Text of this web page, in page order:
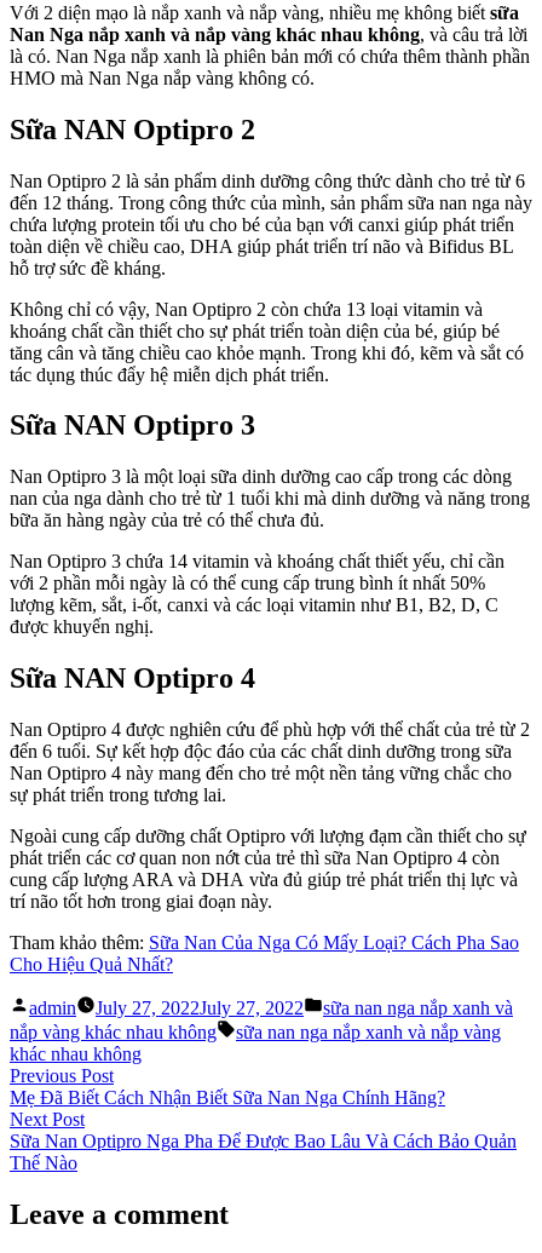
Với 2 diện mạo là nắp xanh và nắp vàng, nhiều mẹ không biết sữa
Nan Nga nắp xanh và nắp vàng khác nhau không, và câu trả lời
là có. Nan Nga nắp xanh là phiên bản mới có chứa thêm thành phần
HMO mà Nan Nga nắp vàng không có.
Sữa NAN Optipro 2
Nan Optipro 2 là sản phẩm dinh dưỡng công thức dành cho trẻ từ 6
đến 12 tháng. Trong công thức của mình, sản phẩm sữa nan nga này
chứa lượng protein tối ưu cho bé của bạn với canxi giúp phát triển
toàn diện về chiều cao, DHA giúp phát triển trí não và Bifidus BL
hỗ trợ sức đề kháng.
Không chỉ có vậy, Nan Optipro 2 còn chứa 13 loại vitamin và
khoáng chất cần thiết cho sự phát triển toàn diện của bé, giúp bé
tăng cân và tăng chiều cao khỏe mạnh. Trong khi đó, kẽm và sắt có
tác dụng thúc đẩy hệ miễn dịch phát triển.
Sữa NAN Optipro 3
Nan Optipro 3 là một loại sữa dinh dưỡng cao cấp trong các dòng
nan của nga dành cho trẻ từ 1 tuổi khi mà dinh dưỡng và năng trong
bữa ăn hàng ngày của trẻ có thể chưa đủ.
Nan Optipro 3 chứa 14 vitamin và khoáng chất thiết yếu, chỉ cần
với 2 phần mỗi ngày là có thể cung cấp trung bình ít nhất 50%
lượng kẽm, sắt, i-ốt, canxi và các loại vitamin như B1, B2, D, C
được khuyến nghị.
Sữa NAN Optipro 4
Nan Optipro 4 được nghiên cứu để phù hợp với thể chất của trẻ từ 2
đến 6 tuổi. Sự kết hợp độc đáo của các chất dinh dưỡng trong sữa
Nan Optipro 4 này mang đến cho trẻ một nền tảng vững chắc cho
sự phát triển trong tương lai.
Ngoài cung cấp dưỡng chất Optipro với lượng đạm cần thiết cho sự
phát triển các cơ quan non nớt của trẻ thì sữa Nan Optipro 4 còn
cung cấp lượng ARA và DHA vừa đủ giúp trẻ phát triển thị lực và
trí não tốt hơn trong giai đoạn này.
Tham khảo thêm: Sữa Nan Của Nga Có Mấy Loại? Cách Pha Sao
Cho Hiệu Quả Nhất?
Posted
by
admin July 27, 2022July 27, 2022
Posted
in
sữa nan nga nắp xanh và
nắp vàng khác nhau không
Tags:
sữa nan nga nắp xanh và nắp vàng
khác nhau không
Post
navigation
Previous PostPrevious
post:
Mẹ Đã Biết Cách Nhận Biết Sữa Nan Nga Chính Hãng?
Next PostNext
post:
Sữa Nan Optipro Nga Pha Để Được Bao Lâu Và Cách Bảo Quản
Thế Nào
Leave a comment